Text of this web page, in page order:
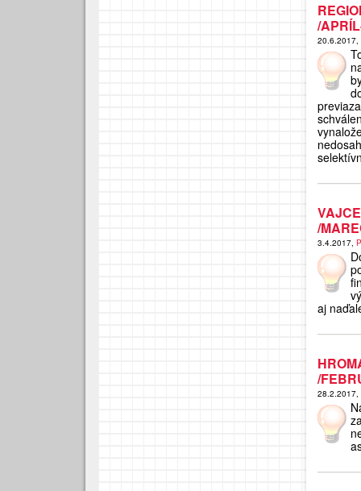
/
20.6.2017,
/
3.4.2017,
aj
/
28.2.2017,